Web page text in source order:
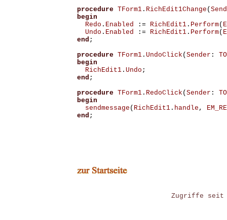
procedure TForm1. RichEdit1Change (
begin
Redo . Enabled := RichEdit1. Perform(
Undo . Enabled := RichEdit1. Perform(
end ;
procedure TForm1. UndoClick ( Sender :
begin
RichEdit1. Undo ;
end ;
procedure TForm1. RedoClick ( Sender :
begin
sendmessage ( RichEdit1. handle ,
end ;
Zugriffe seit